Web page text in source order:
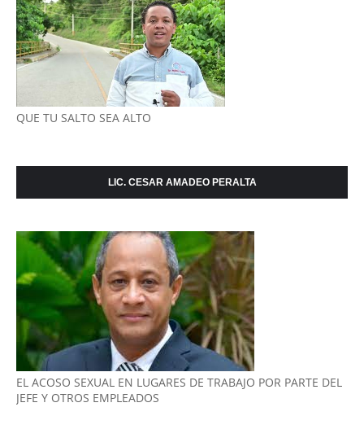
QUE TU SALTO SEA ALTO
LIC. CESAR AMADEO PERALTA
EL ACOSO SEXUAL EN LUGARES DE TRABAJO POR PARTE DEL
JEFE Y OTROS EMPLEADOS